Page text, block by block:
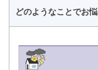
どのようなことでお